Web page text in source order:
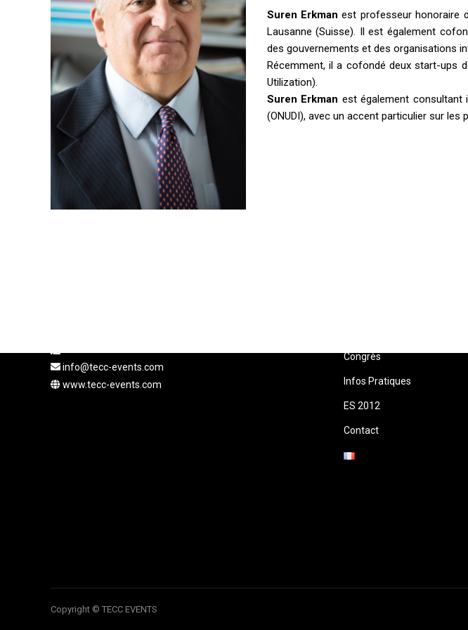
Suren Erkman est professeur honoraire
Lausanne (Suisse). Il est également
des gouvernements et des organisations
Récemment, il a cofondé deux start-ups
Utilization).
Suren Erkman est également consultant
(ONUDI), avec un accent particulier sur
info@tecc-events.com
www.tecc-events.com
Congrès
Infos Pratiques
ES 2012
Contact
Copyright © TECC EVENTS